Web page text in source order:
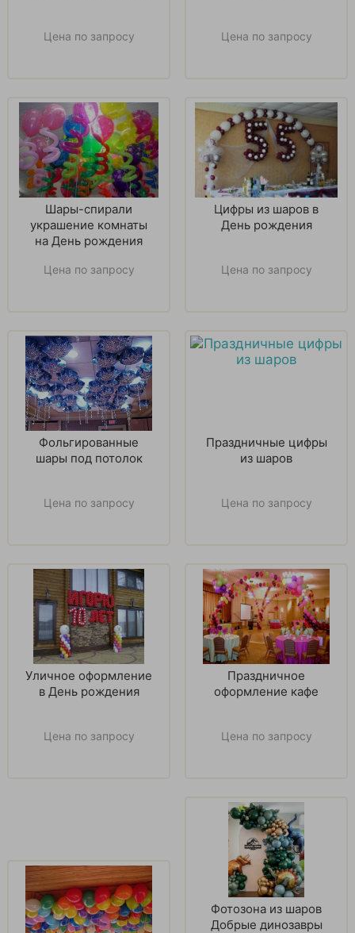
Цена по запросу Цена по запросу
Шары-спирали
украшение комнаты
на День рождения
Цена по запросу
Цифры из шаров в
День рождения
Цена по запросу
Фольгированные
шары под потолок
Цена по запросу
Праздничные цифры
из шаров
Цена по запросу
Уличное оформление
в День рождения
Цена по запросу
Праздничное
оформление кафе
Цена по запросу
Фотозона из шаров
Добрые динозавры